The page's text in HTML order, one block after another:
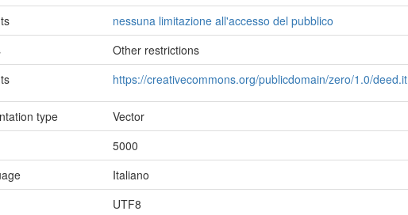
nessuna limitazione all'accesso del pubblico
Other restrictions
https://creativecommons.org/publicdomain/zero/1.0/deed.it
type
Vector
5000
Italiano
UTF8